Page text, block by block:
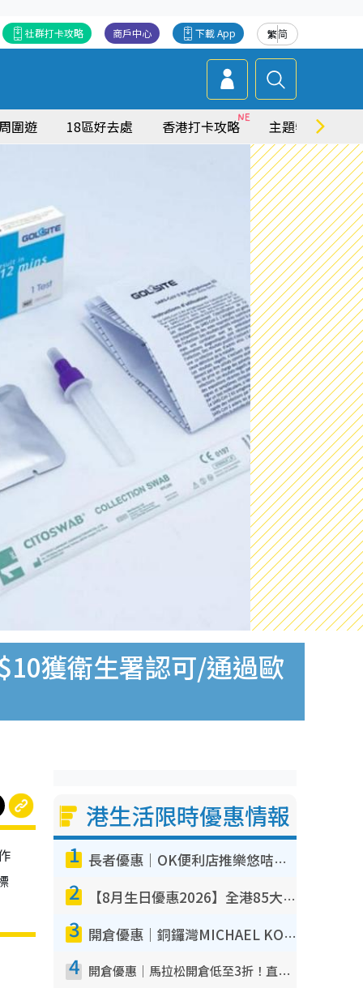
繁简
下載 App
商戶中心
社群打卡攻略
圍遊 18區好去處 香港打卡攻略 主題特集
獲衛生署認可/通過歐
港生活限時優惠情報
1 長者優惠｜OK便利店推樂悠咭優惠！買麵包/牛奶/保健品拍卡即減
2 【8月生日優惠2026】全港85大食買玩著數攻略 自助餐/火鍋放題同行免費＋誠品/DONKI送現金券
3 開倉優惠｜銅鑼灣MICHAEL KORS開倉低至17折！直擊$500起買手袋/銀包/鞋款 必買經典Jet Set系列
4 開倉優惠｜馬拉松開倉低至3折！直擊$99起買adidas／New Balance／Puma鞋款 STANLEY保溫杯劈價至$119起